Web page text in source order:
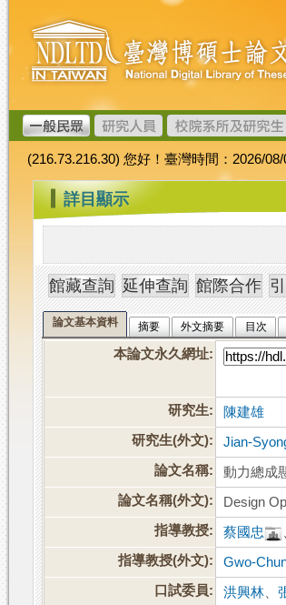
跳
到
主
要
內
容
臺
灣
博
碩
士
論
文
加
值
系
統
(216.73.216.30) 您好！臺灣時間：2026/08/
::: 詳目顯示
論文基本資料 摘要 外文摘要 目次
本論文永久網址:
研究生:
陳建雄
研究生(外文):
Jian-
論文名稱:
動力總成
論文名稱(外文):
Design
指導教授:
蔡國忠
指導教授(外文):
Gwo-
口試委員:
洪興林 、